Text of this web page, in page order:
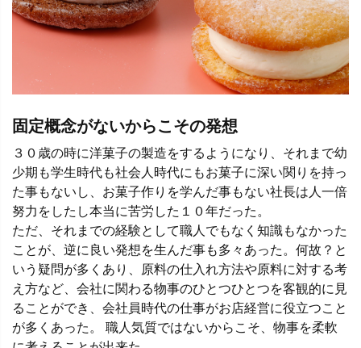
固定概念がないからこその発想
３０歳の時に洋菓子の製造をするようになり、それまで幼
少期も学生時代も社会人時代にもお菓子に深い関りを持っ
た事もないし、お菓子作りを学んだ事もない社長は人一倍
努力をしたし本当に苦労した１０年だった。
ただ、それまでの経験として職人でもなく知識もなかった
ことが、逆に良い発想を生んだ事も多々あった。何故？と
いう疑問が多くあり、原料の仕入れ方法や原料に対する考
え方など、会社に関わる物事のひとつひとつを客観的に見
ることができ、会社員時代の仕事がお店経営に役立つこと
が多くあった。 職人気質ではないからこそ、物事を柔軟